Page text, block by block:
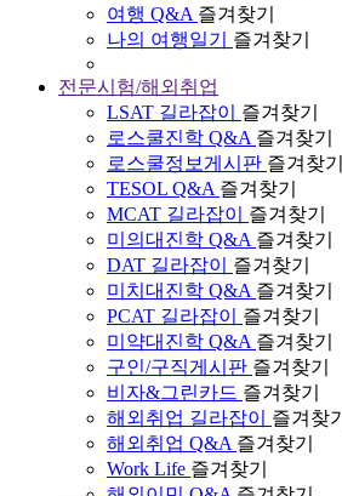
여행 Q&A 즐겨찾기
나의 여행일기
즐겨찾기
전문시험/해외취업
LSAT 길라잡이
즐겨찾기
로스쿨진학 Q&A 즐겨찾기
로스쿨정보게시판 즐겨찾기
TESOL Q&A 즐겨찾기
MCAT 길라잡이
즐겨찾기
미의대진학 Q&A 즐겨찾기
DAT 길라잡이
즐겨찾기
미치대진학 Q&A 즐겨찾기
PCAT 길라잡이
즐겨찾기
미약대진학 Q&A 즐겨찾기
구인/구직게시판 즐겨찾기
비자&그린카드 즐겨찾기
해외취업 길라잡이
즐겨찾기
해외취업 Q&A 즐겨찾기
Work Life 즐겨찾기